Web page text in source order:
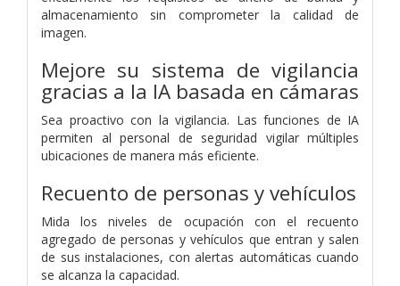
almacenamiento sin comprometer la calidad de
imagen.
Mejore su sistema de vigilancia
gracias a la IA basada en cámaras
Sea proactivo con la vigilancia. Las funciones de IA
permiten al personal de seguridad vigilar múltiples
ubicaciones de manera más eficiente.
Recuento de personas y vehículos
Mida los niveles de ocupación con el recuento
agregado de personas y vehículos que entran y salen
de sus instalaciones, con alertas automáticas cuando
se alcanza la capacidad.